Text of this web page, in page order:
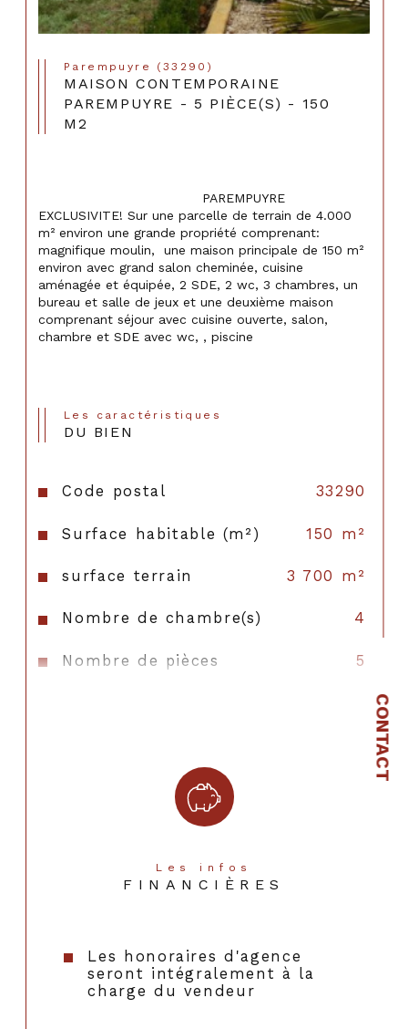
CONTACT
Parempuyre (33290)
MAISON CONTEMPORAINE
PAREMPUYRE - 5 PIÈCE(S) - 150
M2
EXCLUSIVITE! Sur une parcelle de terrain de 4.000
m² environ une grande propriété comprenant:
magnifique moulin,  une maison principale de 150 m²
environ avec grand salon cheminée, cuisine
aménagée et équipée, 2 SDE, 2 wc, 3 chambres, un
bureau et salle de jeux et une deuxième maison
comprenant séjour avec cuisine ouverte, salon,
chambre et SDE avec wc, , piscine
Les caractéristiques
DU BIEN
Code postal 33290
Surface habitable (m²) 150 m²
surface terrain 3 700 m²
Nombre de chambre(s) 4
Nombre de pièces 5
Nb de salle d'eau
Mode de chauffage
Type de chauffage
Nombre de garage
Année de construction
Les infos
FINANCIÈRES
Les honoraires d'agence
seront intégralement à la
charge du vendeur